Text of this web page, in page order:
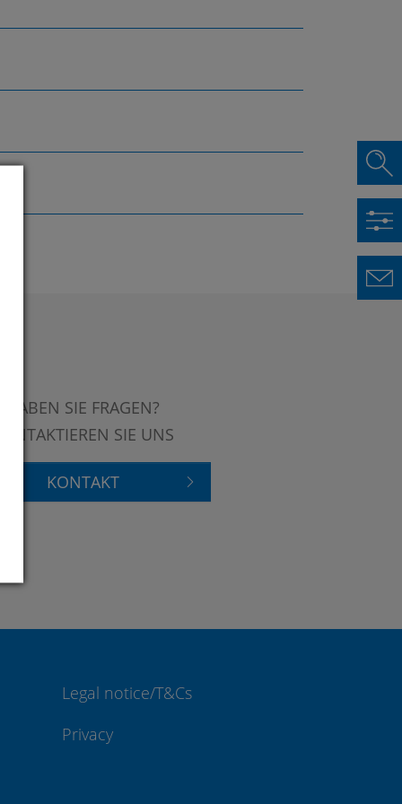
HABEN SIE FRAGEN?
KONTAKTIEREN SIE UNS
KONTAKT
Legal notice/T&Cs
Privacy